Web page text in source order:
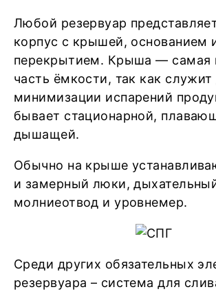
Любой резервуар
корпус с крышей, основанием
перекрытием. Крыша — самая
часть ёмкости, так как служит
минимизации испарений
бывает стационарной,
дышащей.
Обычно на крыше
и замерный люки,
молниеотвод и уровнемер.
Среди других обязательных
резервуара – система для